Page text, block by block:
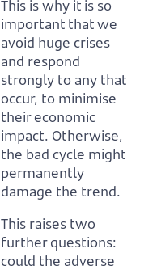
This is why it is so
important that we
avoid huge crises
and respond
strongly to any that
occur, to minimise
their economic
impact. Otherwise,
the bad cycle might
permanently
damage the trend.
This raises two
further questions:
could the adverse